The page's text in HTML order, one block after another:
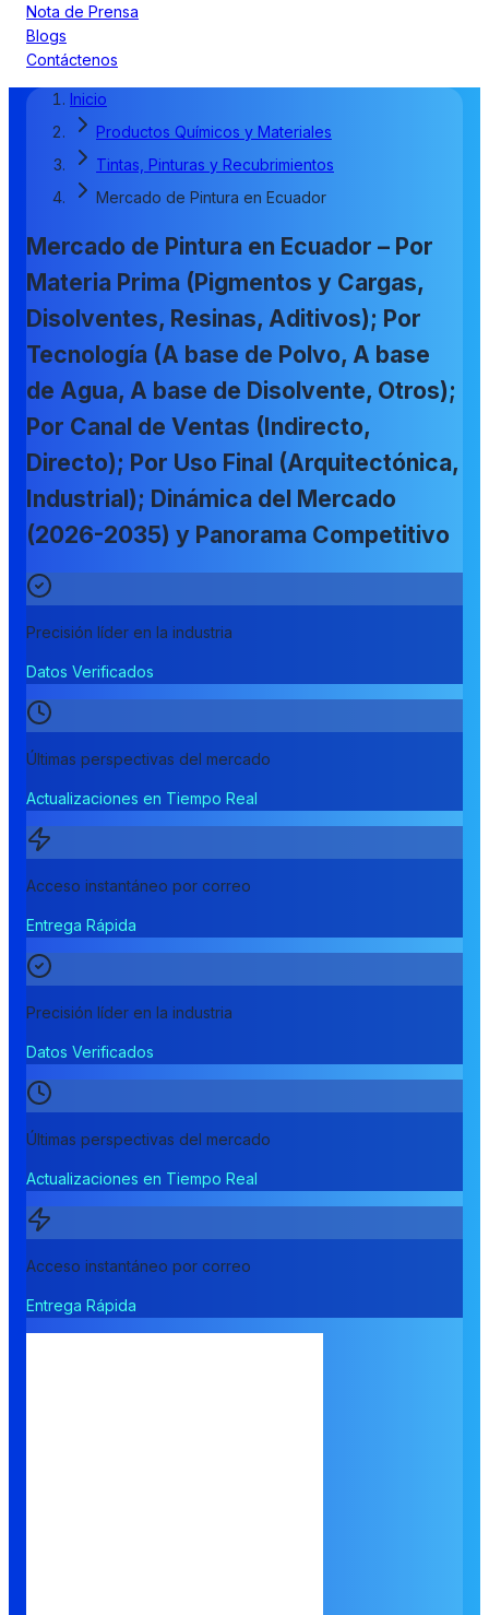
Nota de Prensa
Blogs
Contáctenos
Inicio
Productos Químicos y Materiales
Tintas, Pinturas y Recubrimientos
Mercado de Pintura en Ecuador
Mercado de Pintura en Ecuador – Por
Materia Prima (Pigmentos y Cargas,
Disolventes, Resinas, Aditivos); Por
Tecnología (A base de Polvo, A base
de Agua, A base de Disolvente, Otros);
Por Canal de Ventas (Indirecto,
Directo); Por Uso Final (Arquitectónica,
Industrial); Dinámica del Mercado
(2026-2035) y Panorama Competitivo
Precisión líder en la industria
Datos Verificados
Últimas perspectivas del mercado
Actualizaciones en Tiempo Real
Acceso instantáneo por correo
Entrega Rápida
Precisión líder en la industria
Datos Verificados
Últimas perspectivas del mercado
Actualizaciones en Tiempo Real
Acceso instantáneo por correo
Entrega Rápida